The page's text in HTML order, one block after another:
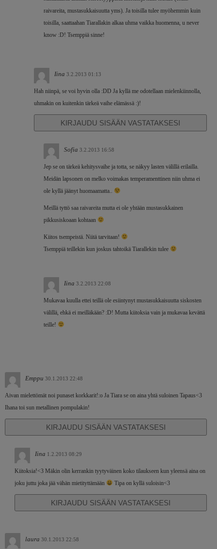
raivareita, mustasukkaisuutta yms). Ja toisilla tulee myöhemmin kuin
toisilla, saattaahan Tiarallakin alkaa uhma vaikka huomenna, u never
know :D! Tsemppiä sinne!
Iina 3.2.2013 01:13
Hah niinpä, se voi hyvin olla :DD Ja kyllä me odotellaan mielenkiinnolla,
uhmakin on kuitenkin tärkeä vaihe elämässä :)!
KIRJAUDU SISÄÄN VASTATAKSESI
Sofia 3.2.2013 16:58
Jep se on tärkeä kehitysvaihe ja totta, se näkyy lasten välillä erilailla.
Meidän lapsonen on melko voimakas temperamenttinen niin uhma ei
ole kyllä jäänyt huomaamatta..
Meillä tyttö saa raivareita mutta ei ole yhtään mustasukkainen
pikkusiskoaan kohtaan
Kiitos tsempeistä. Niitä tarvitaan!
Tsemppiä teillekin kun joskus tahtoikä Tiarallekin tulee
Iina 3.2.2013 22:08
Mukavaa kuulla ettei teillä ole esiintynyt mustasukkaisuutta siskosten
välillä, ehkä ei meilläkään? :D! Mutta kiitoksia vain ja mukavaa kevättä
teille!
Emppu 30.1.2013 22:48
Aivan mielettömät noi punaset korkkarit!:o Ja Tiara se on aina yhtä suloinen Tapaus<3
Ihana toi sun metallinen pompulakin!
KIRJAUDU SISÄÄN VASTATAKSESI
Iina 1.2.2013 08:29
Kiitoksia!<3 Mäkin olin kerrankin tyytyväinen koko tilaukseen kun yleensä aina on
joku juttu joka jää vähän mietityttämään
Tipa on kyllä suloisin<3
KIRJAUDU SISÄÄN VASTATAKSESI
laura 30.1.2013 22:58